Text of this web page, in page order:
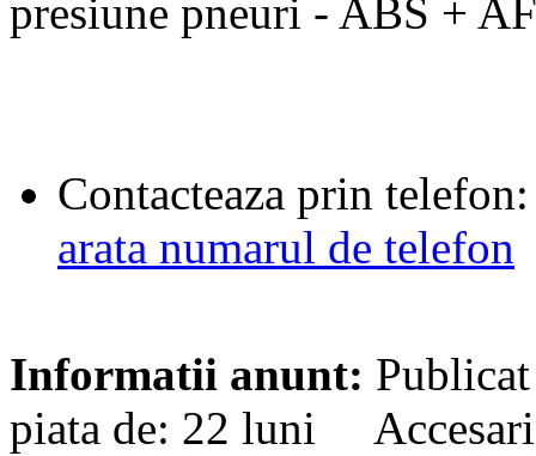
presiune pneuri - ABS +
Contacteaza prin telefon:
arata numarul de telefon
Informatii anunt:
piata de: 22 luni